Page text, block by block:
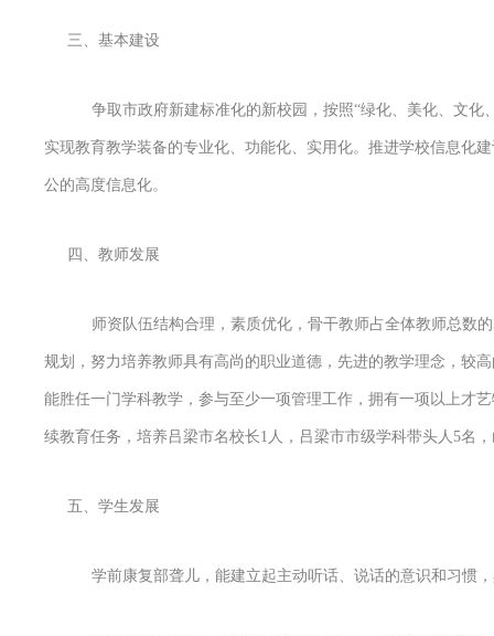
三、基本建设
争取市政府新建标准化的新校园，按照“绿化、美化、文
实现教育教学装备的专业化、功能化、实用化。推进学校信息化
公的高度信息化。
四、教师发展
师资队伍结构合理，素质优化，骨干教师占全体教师总数
规划，努力培养教师具有高尚的职业道德，先进的教学理念，较
能胜任一门学科教学，参与至少一项管理工作，拥有一项以上才
续教育任务，培养吕梁市名校长1人，吕梁市市级学科带头人5名
五、学生发展
学前康复部聋儿，能建立起主动听话、说话的意识和习惯